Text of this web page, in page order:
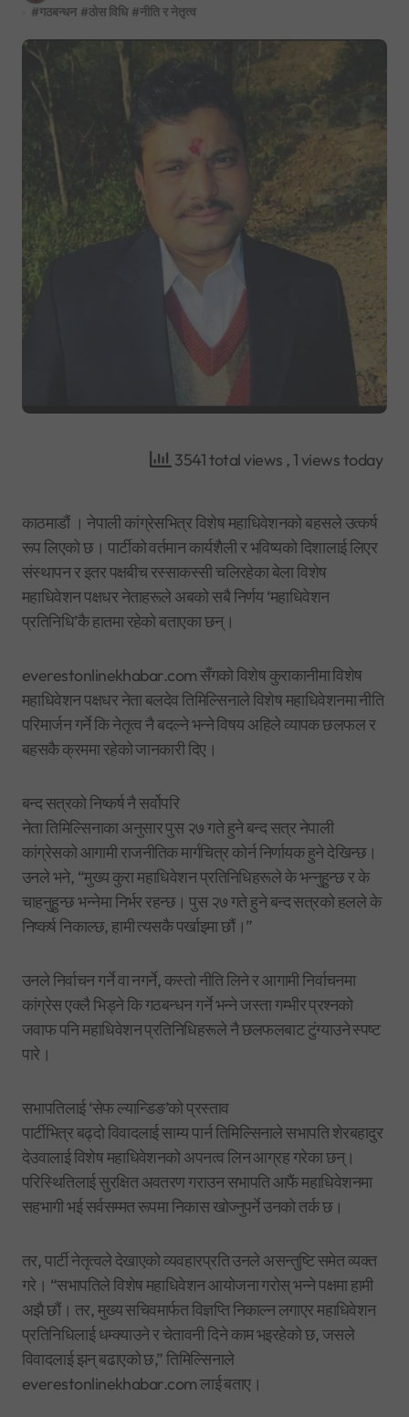
#गठबन्धन #ठोस विधि #नीति र नेतृत्व
3541 total views , 1 views today
काठमाडौं । नेपाली कांग्रेसभित्र विशेष महाधिवेशनको बहसले उत्कर्ष
रूप लिएको छ। पार्टीको वर्तमान कार्यशैली र भविष्यको दिशालाई लिएर
संस्थापन र इतर पक्षबीच रस्साकस्सी चलिरहेका बेला विशेष
महाधिवेशन पक्षधर नेताहरूले अबको सबै निर्णय ‘महाधिवेशन
प्रतिनिधि’कै हातमा रहेको बताएका छन्।
everestonlinekhabar.com सँगको विशेष कुराकानीमा विशेष
महाधिवेशन पक्षधर नेता बलदेव तिमिल्सिनाले विशेष महाधिवेशनमा नीति
परिमार्जन गर्ने कि नेतृत्व नै बदल्ने भन्ने विषय अहिले व्यापक छलफल र
बहसकै क्रममा रहेको जानकारी दिए।
बन्द सत्रको निष्कर्ष नै सर्वोपरि
नेता तिमिल्सिनाका अनुसार पुस २७ गते हुने बन्द सत्र नेपाली
कांग्रेसको आगामी राजनीतिक मार्गचित्र कोर्न निर्णायक हुने देखिन्छ।
उनले भने, “मुख्य कुरा महाधिवेशन प्रतिनिधिहरूले के भन्नुहुन्छ र के
चाहनुहुन्छ भन्नेमा निर्भर रहन्छ। पुस २७ गते हुने बन्द सत्रको हलले के
निष्कर्ष निकाल्छ, हामी त्यसकै पर्खाइमा छौं।”
उनले निर्वाचन गर्ने वा नगर्ने, कस्तो नीति लिने र आगामी निर्वाचनमा
कांग्रेस एक्लै भिड्ने कि गठबन्धन गर्ने भन्ने जस्ता गम्भीर प्रश्नको
जवाफ पनि महाधिवेशन प्रतिनिधिहरूले नै छलफलबाट टुंग्याउने स्पष्ट
पारे।
सभापतिलाई ‘सेफ ल्यान्डिङ’को प्रस्ताव
पार्टीभित्र बढ्दो विवादलाई साम्य पार्न तिमिल्सिनाले सभापति शेरबहादुर
देउवालाई विशेष महाधिवेशनको अपनत्व लिन आग्रह गरेका छन्।
परिस्थितिलाई सुरक्षित अवतरण गराउन सभापति आफैं महाधिवेशनमा
सहभागी भई सर्वसम्मत रूपमा निकास खोज्नुपर्ने उनको तर्क छ।
तर, पार्टी नेतृत्वले देखाएको व्यवहारप्रति उनले असन्तुष्टि समेत व्यक्त
गरे। “सभापतिले विशेष महाधिवेशन आयोजना गरोस् भन्ने पक्षमा हामी
अझै छौं। तर, मुख्य सचिवमार्फत विज्ञप्ति निकाल्न लगाएर महाधिवेशन
प्रतिनिधिलाई धम्क्याउने र चेतावनी दिने काम भइरहेको छ, जसले
विवादलाई झन् बढाएको छ,” तिमिल्सिनाले
everestonlinekhabar.com लाई बताए।